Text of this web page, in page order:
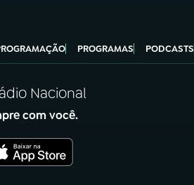
PROGRAMAS PODCASTS
Nacional
com você.